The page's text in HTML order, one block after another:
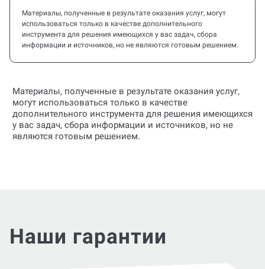
Материалы, полученные в результате оказания услуг, могут
использоваться только в качестве дополнительного
инструмента для решения имеющихся у вас задач, сбора
информации и источников, но не являются готовым решением.
Материалы, полученные в результате оказания услуг,
могут использоваться только в качестве
дополнительного инструмента для решения имеющихся
у вас задач, сбора информации и источников, но не
являются готовым решением.
Наши гарантии